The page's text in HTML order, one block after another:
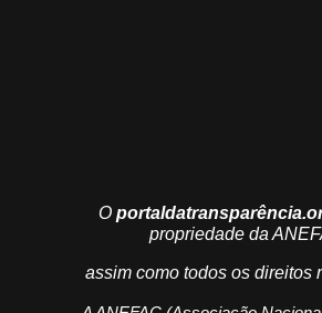
O
propriedade da
assim como todos os direitos